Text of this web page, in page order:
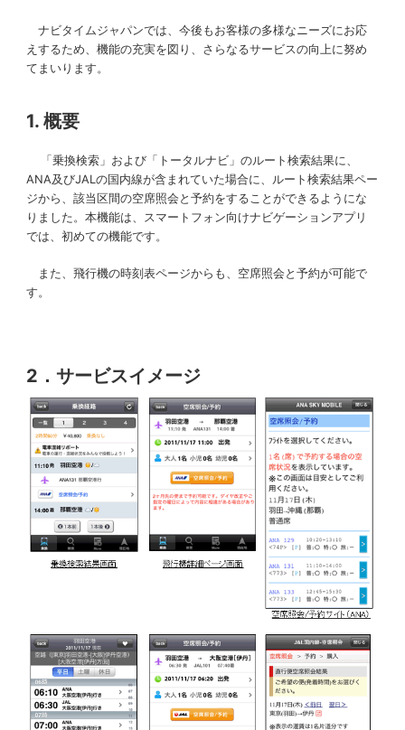
ナビタイムジャパンでは、今後もお客様の多様なニーズにお応
えするため、機能の充実を図り、さらなるサービスの向上に努め
てまいります。
1. 概要
「乗換検索」および「トータルナビ」のルート検索結果に、
ANA及びJALの国内線が含まれていた場合に、ルート検索結果ペー
ジから、該当区間の空席照会と予約をすることができるようにな
りました。本機能は、スマートフォン向けナビゲーションアプリ
では、初めての機能です。
また、飛行機の時刻表ページからも、空席照会と予約が可能で
す。
2．サービスイメージ